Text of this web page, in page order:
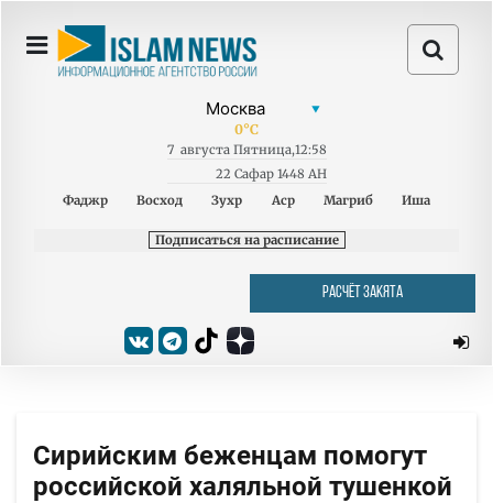
0°C
7 августа Пятница,12:58
22 Сафар 1448 AH
Фаджр
Восход Зухр Аср Магриб Иша
Подписаться на расписание
РАСЧЁТ ЗАКЯТА
Сирийским беженцам помогут
российской халяльной тушенкой